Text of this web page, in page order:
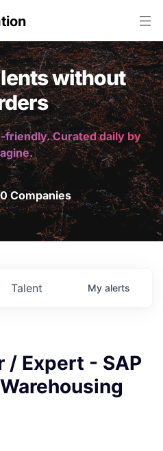
without
friendly. Curated daily by
Companies
Talent My alerts
/ Expert - SAP